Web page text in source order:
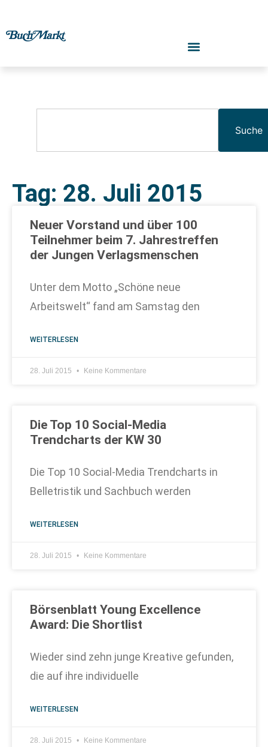
Suche
Tag: 28. Juli 2015
Neuer Vorstand und über 100
Teilnehmer beim 7. Jahrestreffen
der Jungen Verlagsmenschen
Unter dem Motto „Schöne neue
Arbeitswelt“ fand am Samstag den
WEITERLESEN
28. Juli 2015 Keine Kommentare
Die Top 10 Social-Media
Trendcharts der KW 30
Die Top 10 Social-Media Trendcharts in
Belletristik und Sachbuch werden
WEITERLESEN
28. Juli 2015 Keine Kommentare
Börsenblatt Young Excellence
Award: Die Shortlist
Wieder sind zehn junge Kreative gefunden,
die auf ihre individuelle
WEITERLESEN
28. Juli 2015 Keine Kommentare